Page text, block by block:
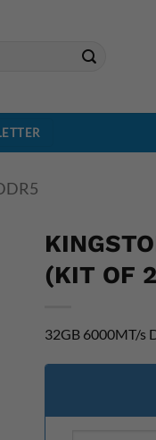
(KIT OF
32GB 6000MT/s